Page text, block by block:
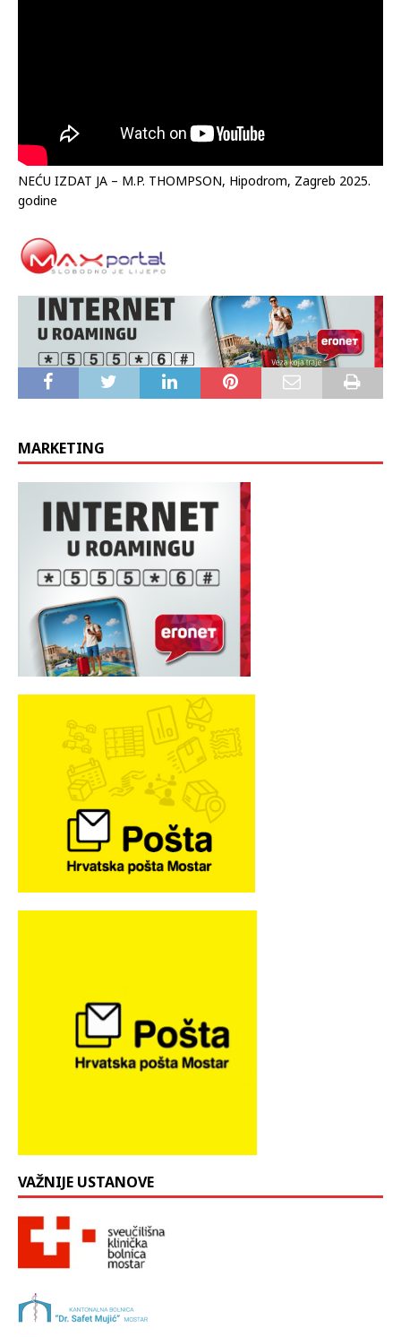
NEĆU IZDAT JA – M.P. THOMPSON, Hipodrom, Zagreb 2025.
godine
MARKETING
VAŽNIJE USTANOVE